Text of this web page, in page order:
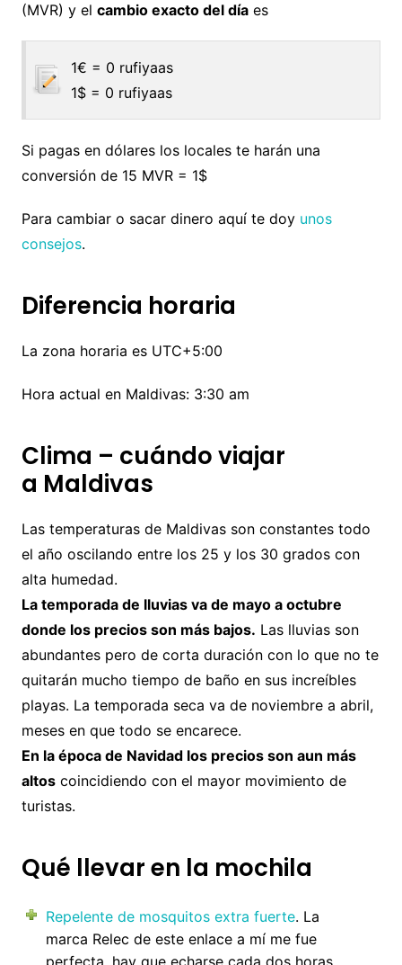
(MVR) y el cambio exacto del díaes
1€ = 0 rufiyaas
1$ = 0 rufiyaas
Si pagas en dólares los locales te harán una
conversión de 15 MVR = 1$
Para cambiar o sacar dinero aquí te doy unos
consejos.
Diferencia horaria
La zona horaria es UTC+5:00
Hora actual en Maldivas: 3:30 am
Clima – cuándo viajar
a Maldivas
Las temperaturas de Maldivas son constantes todo
el año oscilando entre los 25 y los 30 grados con
alta humedad.
La temporada de lluvias va de mayo a octubre
donde los precios son más bajos. Las lluvias son
abundantes pero de corta duración con lo que no te
quitarán mucho tiempo de baño en sus increíbles
playas. La temporada seca va de noviembre a abril,
meses en que todo se encarece.
En la época de Navidad los precios son aun más
altoscoincidiendo con el mayor movimiento de
turistas.
Qué llevar en la mochila
Repelente de mosquitos extra fuerte. La
marca Relec de este enlace a mí me fue
perfecta, hay que echarse cada dos horas.